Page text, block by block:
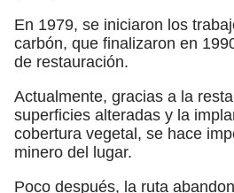
En 1979, se iniciaron los
carbón, que finalizaron en
de restauración.
Actualmente, gracias a la
superficies alteradas y la
cobertura vegetal, se hace
minero del lugar.
Poco después, la ruta